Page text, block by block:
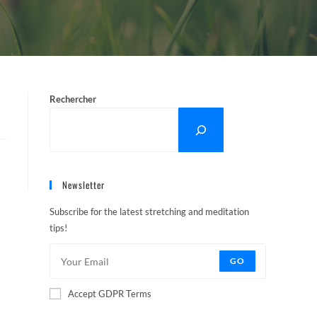
Rechercher
Newsletter
Subscribe for the latest stretching and meditation
tips!
GO
Accept GDPR Terms